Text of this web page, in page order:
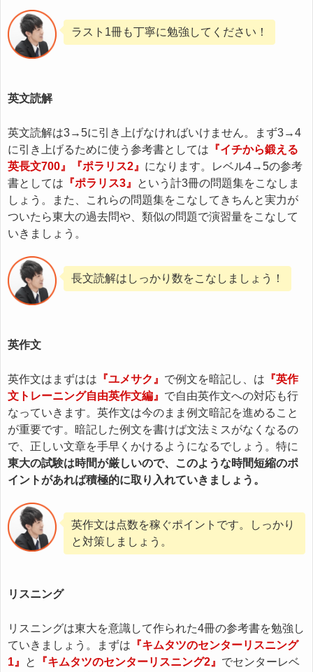
ラスト1冊も丁寧に勉強してください！
英文読解
英文読解は3→5に引き上げなければいけません。まず3→4
に引き上げるために使う参考書としては 『イチから鍛える
英長文700』『ポラリス2』 になります。レベル4→5の参考
書としては 『ポラリス3』
という計3冊の問題集をこなしま
しょう。また、これらの問題集をこなしてきちんと実力が
ついたら東大の過去問や、類似の問題で演習量をこなして
いきましょう。
長文読解はしっかり数をこなしましょう！
英作文
英作文はまずはは 『ユメサク』 で例文を暗記し、は 『英作
文トレーニング自由英作文編』 で自由英作文への対応も行
なっていきます。英作文は今のまま例文暗記を進めること
が重要です。暗記した例文を書けば文法ミスがなくなるの
で、正しい文章を手早くかけるようになるでしょう。特に
東大の試験は時間が厳しいので、このような時間短縮のポ
イントがあれば積極的に取り入れていきましょう。
英作文は点数を稼ぐポイントです。しっかり
と対策しましょう。
リスニング
リスニングは東大を意識して作られた4冊の参考書を勉強し
ていきましょう。まずは 『キムタツのセンターリスニング
1』
と 『キムタツのセンターリスニング2』 でセンターレベ